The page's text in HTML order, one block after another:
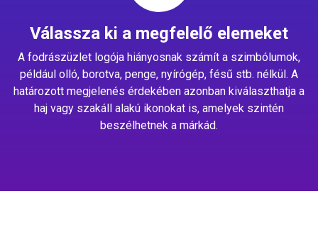
Válassza ki a megfelelő elemeket
A fodrászüzlet logója hiányosnak számít a szimbólumok,
például olló, borotva, penge, nyírógép, fésű stb. nélkül. A
határozott megjelenés érdekében azonban kiválaszthatja a
haj vagy szakáll alakú ikonokat is, amelyek szintén
beszélhetnek a márkád.